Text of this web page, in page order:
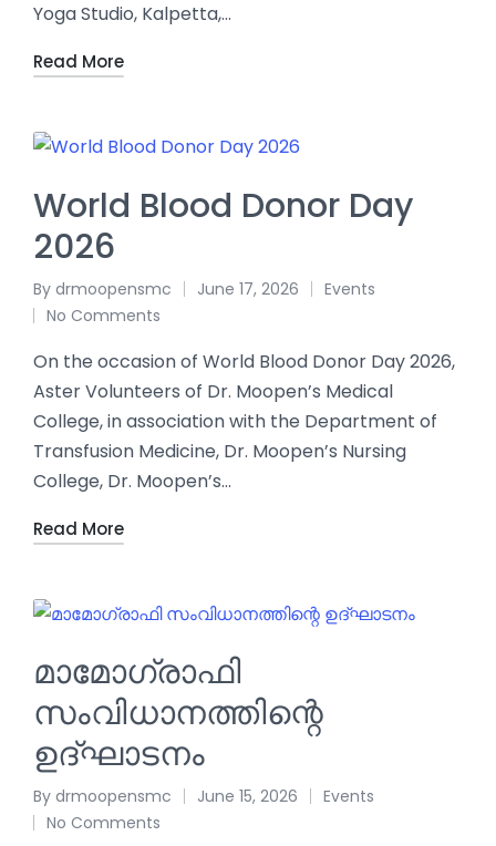
Yoga Studio, Kalpetta,…
Read More
World Blood Donor Day
2026
By drmoopensmc June 17, 2026
Events
No Comments
On the occasion of World Blood Donor Day 2026,
Aster Volunteers of Dr. Moopen’s Medical
College, in association with the Department of
Transfusion Medicine, Dr. Moopen’s Nursing
College, Dr. Moopen’s…
Read More
മാമോഗ്രാഫി
സംവിധാനത്തിന്റെ
ഉദ്ഘാടനം
By drmoopensmc June 15, 2026
Events
No Comments